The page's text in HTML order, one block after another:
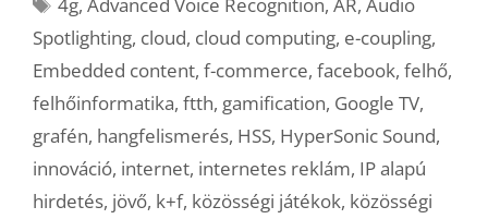
Spotlighting, cloud, cloud computing, e-coupling,
Embedded content, f-commerce, facebook, felhő,
felhőinformatika, ftth, gamification, Google TV,
grafén, hangfelismerés, HSS, HyperSonic Sound,
innováció, internet, internetes reklám, IP alapú
hirdetés, jövő, k+f, közösségi játékok, közösségi